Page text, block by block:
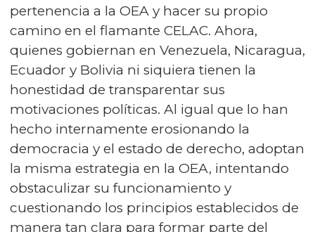
pertenencia a la OEA y hacer su propio
camino en el flamante CELAC. Ahora,
quienes gobiernan en Venezuela, Nicaragua,
Ecuador y Bolivia ni siquiera tienen la
honestidad de transparentar sus
motivaciones políticas. Al igual que lo han
hecho internamente erosionando la
democracia y el estado de derecho, adoptan
la misma estrategia en la OEA, intentando
obstaculizar su funcionamiento y
cuestionando los principios establecidos de
manera tan clara para formar parte del